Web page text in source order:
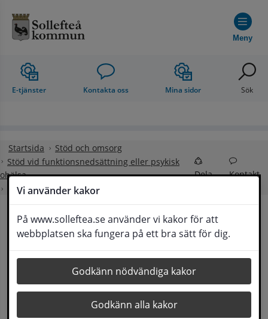
Vi använder kakor
På www.solleftea.se använder vi kakor för att
webbplatsen ska fungera på ett bra sätt för dig.
Godkänn nödvändiga kakor
Godkänn alla kakor
Meny
E-tjänster Kontakta oss Mina sidor Sök
Startsida
Stöd och omsorg
Stöd vid funktionsnedsättning eller psykisk
ohälsa
Tolk- och taltjänst
Dela Kontakt
Lyssna
Tolk- och taltjänst